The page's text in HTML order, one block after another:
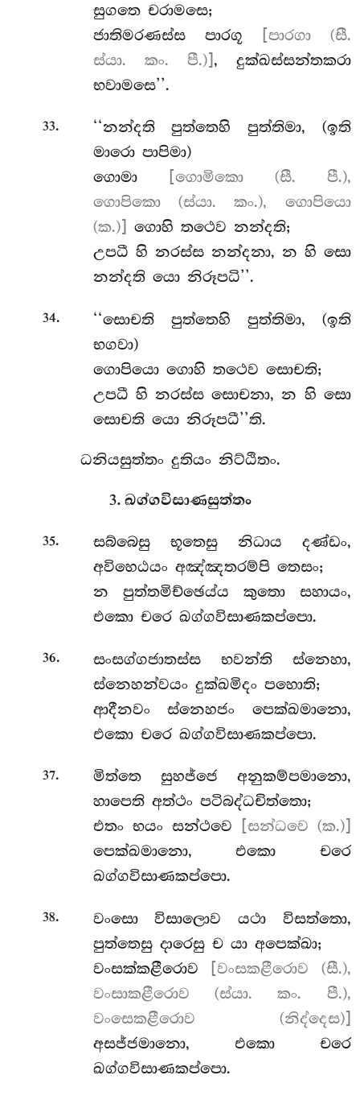
සුගතෙ චරාමසෙ;
ජාතිමරණස්ස පාරගූ
[පාරගා (සී.
ස්යා. කං. පී.)] , දුක්ඛස්සන්තකරා
භවාමසෙ’’.
33. ‘‘නන්දතිපුත්තෙහි පුත්තිමා, (ඉති
මාරො පාපිමා)
ගොමා
[ගොමිකො (සී. පී.),
ගොපිකො (ස්යා. කං.), ගොපියො
(ක.)]
ගොහි තථෙව නන්දති;
උපධී හි නරස්ස නන්දනා, න හි සො
නන්දති යො නිරූපධි’’.
34.
‘‘සොචති පුත්තෙහි පුත්තිමා, (ඉති
භගවා)
ගොපියො ගොහි තථෙව සොචති;
උපධී හි නරස්ස සොචනා, න හි සො
සොචති යො නිරූපධී’’ති.
ධනියසුත්තං දුතියං නිට්ඨිතං.
3. ඛග්ගවිසාණසුත්තං
35. සබ්බෙසු භූතෙසු නිධාය දණ්ඩං,
අවිහෙඨයං අඤ්ඤතරම්පි තෙසං;
න පුත්තමිච්ඡෙය්ය කුතො සහායං,
එකො චරෙ ඛග්ගවිසාණකප්පො.
36. සංසග්ගජාතස්ස භවන්ති ස්නෙහා,
ස්නෙහන්වයං දුක්ඛමිදං පහොති;
ආදීනවං ස්නෙහජං පෙක්ඛමානො,
එකො චරෙ ඛග්ගවිසාණකප්පො.
37.
මිත්තෙ සුහජ්ජෙ අනුකම්පමානො,
හාපෙති අත්ථං පටිබද්ධචිත්තො;
එතං භයං සන්ථවෙ
[සන්ධවෙ (ක.)]
පෙක්ඛමානො, එකො චරෙ
ඛග්ගවිසාණකප්පො.
38.
වංසො විසාලොව යථා විසත්තො,
පුත්තෙසු දාරෙසු ච යා අපෙක්ඛා;
වංසක්කළීරොව
[වංසකළීරොව (සී.),
වංසාකළීරොව (ස්යා. කං. පී.),
වංසෙකළීරොව (නිද්දෙස)]
අසජ්ජමානො, එකො චරෙ
ඛග්ගවිසාණකප්පො.